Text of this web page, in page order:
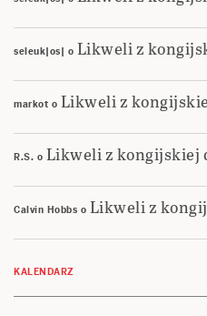
seleuk|os| o Likweli z
markot o Likweli z
R.S. o Likweli z kongijskiej
Calvin Hobbs o Likweli z
KALENDARZ